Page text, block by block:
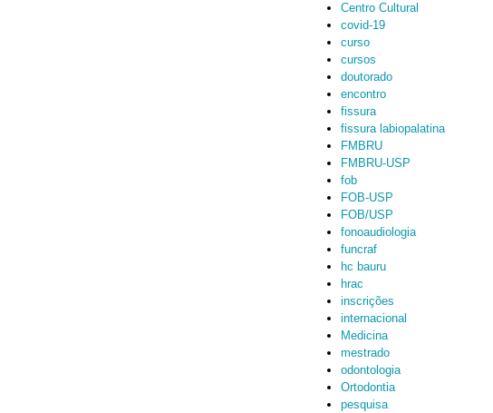
Centro Cultural
covid-19
curso
cursos
doutorado
encontro
fissura
fissura labiopalatina
FMBRU
FMBRU-USP
fob
FOB-USP
FOB/USP
fonoaudiologia
funcraf
hc bauru
hrac
inscrições
internacional
Medicina
mestrado
odontologia
Ortodontia
pesquisa